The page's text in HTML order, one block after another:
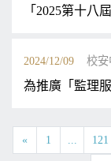
「2025第十八
2024/12/09 校安
為推廣「監理
« 1 ... 121